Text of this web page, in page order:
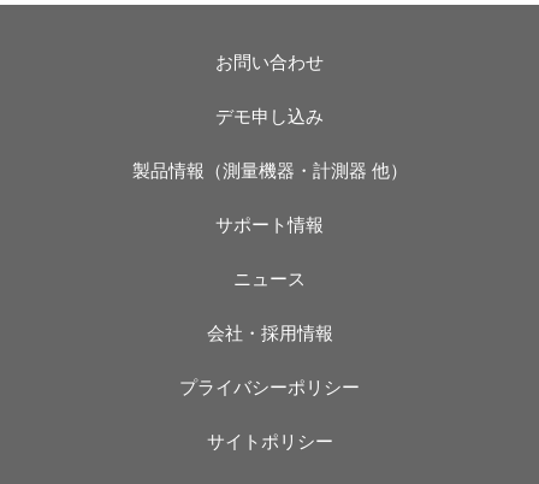
お問い合わせ
デモ申し込み
製品情報（測量機器・計測器 他）
サポート情報
ニュース
会社・採用情報
プライバシーポリシー
サイトポリシー